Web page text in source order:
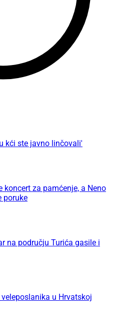
kći ste javno linčovali'
koncert za pamćenje, a Neno
poruke
na području Turića gasile i
u Hrvatskoj